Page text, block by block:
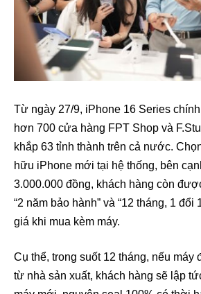
Từ ngày 27/9, iPhone 16 Series
hơn 700 cửa hàng FPT Shop và
khắp 63 tỉnh thành trên cả nước.
hữu iPhone mới tại hệ thống, bên
3.000.000 đồng, khách hàng còn
“2 năm bảo hành” và “12 tháng, 1
giá khi mua kèm máy.
Cụ thể, trong suốt 12 tháng, nếu máy
từ nhà sản xuất, khách hàng sẽ lập